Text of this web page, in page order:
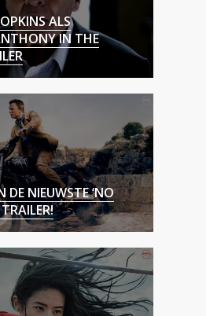
ALS
IN THE
DE NIEUWSTE ‘NO